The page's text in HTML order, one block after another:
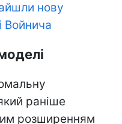
нову
Войнича
раніше
розширенням